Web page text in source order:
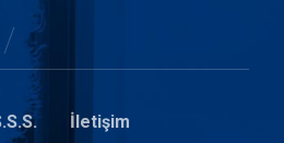
İletişim